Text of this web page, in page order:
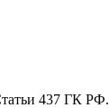
437 ГК РФ.